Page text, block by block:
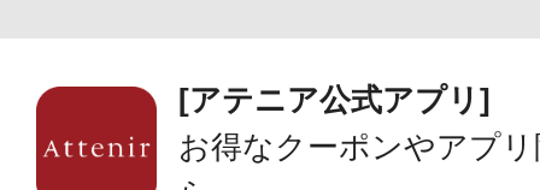
[アテニア公式アプリ]
お得なクーポンやアプ